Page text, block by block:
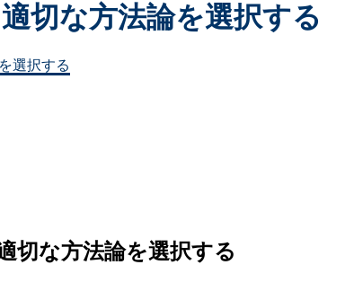
切な方法論を選択する
選択する
切な方法論を選択する